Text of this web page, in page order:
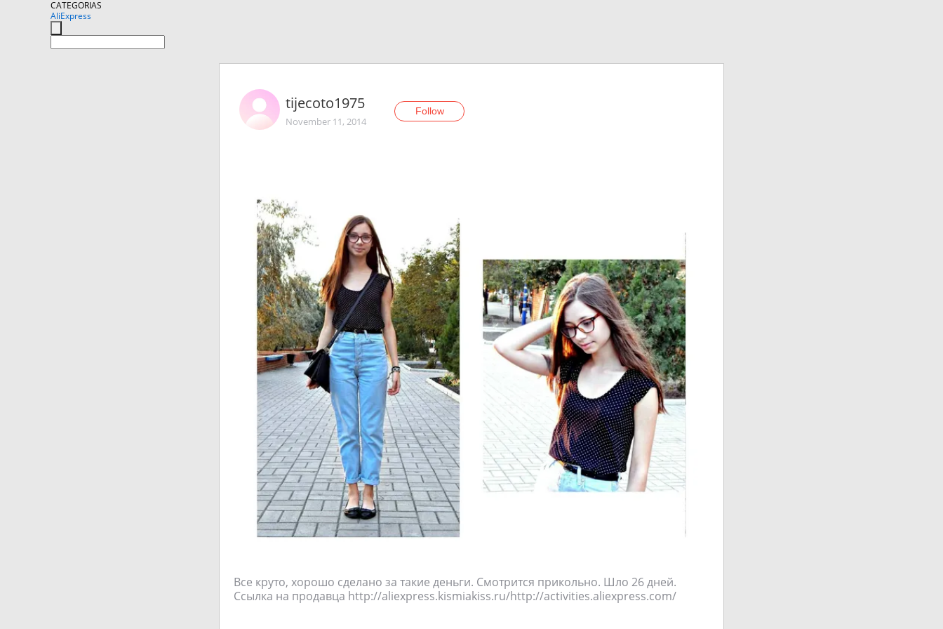
CATEGORIAS
AliExpress
tijecoto1975
November 11, 2014
Follow
Все круто, хорошо сделано за такие деньги. Смотрится прикольно. Шло 26 дней.
Ссылка на продавца http://aliexpress.kismiakiss.ru/http://activities.aliexpress.com/